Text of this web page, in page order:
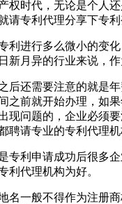
权时代，无论是个人
请专利代理分享下专利
利进行多么微小的变
新月异的行业来说，
后还需要注意的就是
之前就开始办理，如
现问题的，企业必须
聘请专业的专利代理
专利申请成功后很多
利代理机构为好。
名一般不得作为注册